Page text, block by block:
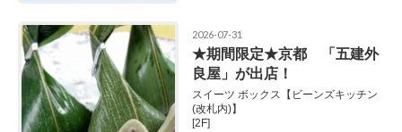
2026-07-31
★期間限定★京都 「五建外
良屋」が出店！
スイーツ ボックス【ビーンズキッチン
(改札内)】
[2F]